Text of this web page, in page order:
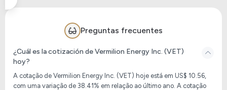
Preguntas frecuentes
¿Cuál es la cotización de Vermilion Energy Inc. (VET)
hoy?
A cotação de Vermilion Energy Inc. (VET) hoje está em US$ 10.56,
com uma variação de 38.41% em relação ao último ano. A cotação